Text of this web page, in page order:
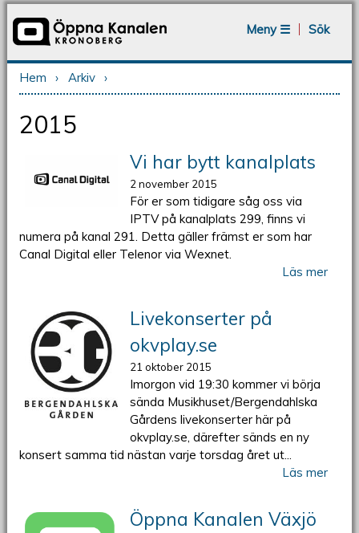
Meny ☰
Sök
Du är här
Hem › Arkiv ›
2015
Vi har bytt kanalplats
2 november 2015
För er som tidigare såg oss via
IPTV på kanalplats 299, finns vi
numera på kanal 291. Detta gäller främst er som har
Canal Digital eller Telenor via Wexnet.
Läs mer
Livekonserter på
okvplay.se
21 oktober 2015
Imorgon vid 19:30 kommer vi börja
sända Musikhuset/Bergendahlska
Gårdens livekonserter här på
okvplay.se, därefter sänds en ny
konsert samma tid nästan varje torsdag året ut...
Läs mer
Öppna Kanalen Växjö